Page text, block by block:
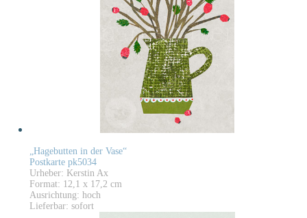
„Hagebutten in der Vase“
Postkarte pk5034
Urheber: Kerstin Ax
Format: 12,1 x 17,2 cm
Ausrichtung: hoch
Lieferbar: sofort